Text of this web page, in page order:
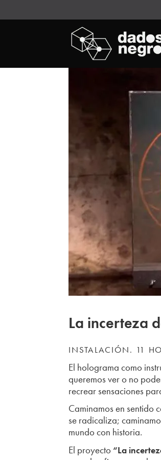
La incerteza
INSTALACIÓN. 11
El holograma como
queremos ver o no
recrear sensaciones
Caminamos en sentido
se radicaliza;
mundo con historia.
El proyecto “La